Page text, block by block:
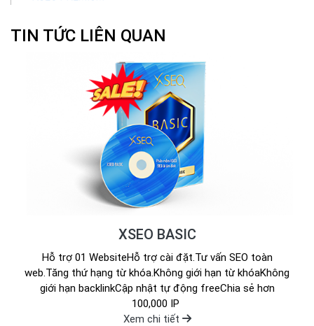
TIN TỨC LIÊN QUAN
XSEO BASIC
Hỗ trợ 01 WebsiteHỗ trợ cài đặt.Tư vấn SEO toàn
web.Tăng thứ hạng từ khóa.Không giới hạn từ khóaKhông
giới hạn backlinkCập nhật tự động freeChia sẻ hơn
100,000 IP
Xem chi tiết